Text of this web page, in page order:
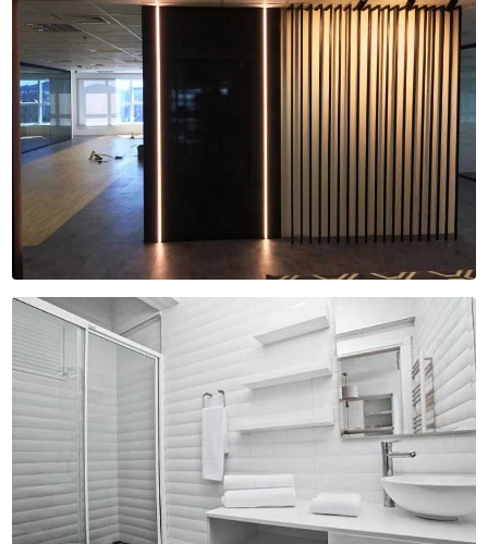
INSTALAÇÕES ELÉTRICAS CORPORATIVAS
INSTALAÇÕES ELÉTRICAS RESIDENCIAIS
MANUTENÇÕES ELÉTRICAS
PERFIS DE LED
PERFIS LINEARES
PERFIS PARA ILUMINAÇÃO
PROJETOS DE ILUMINAÇÃO
PROJETOS ELÉTRICOS